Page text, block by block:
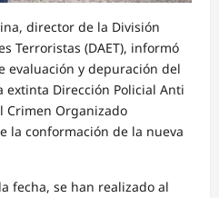
director de la División
Terroristas (DAET), informó
evaluación y depuración del
Dirección Policial Anti
Crimen Organizado
la conformación de la nueva
fecha, se han realizado al